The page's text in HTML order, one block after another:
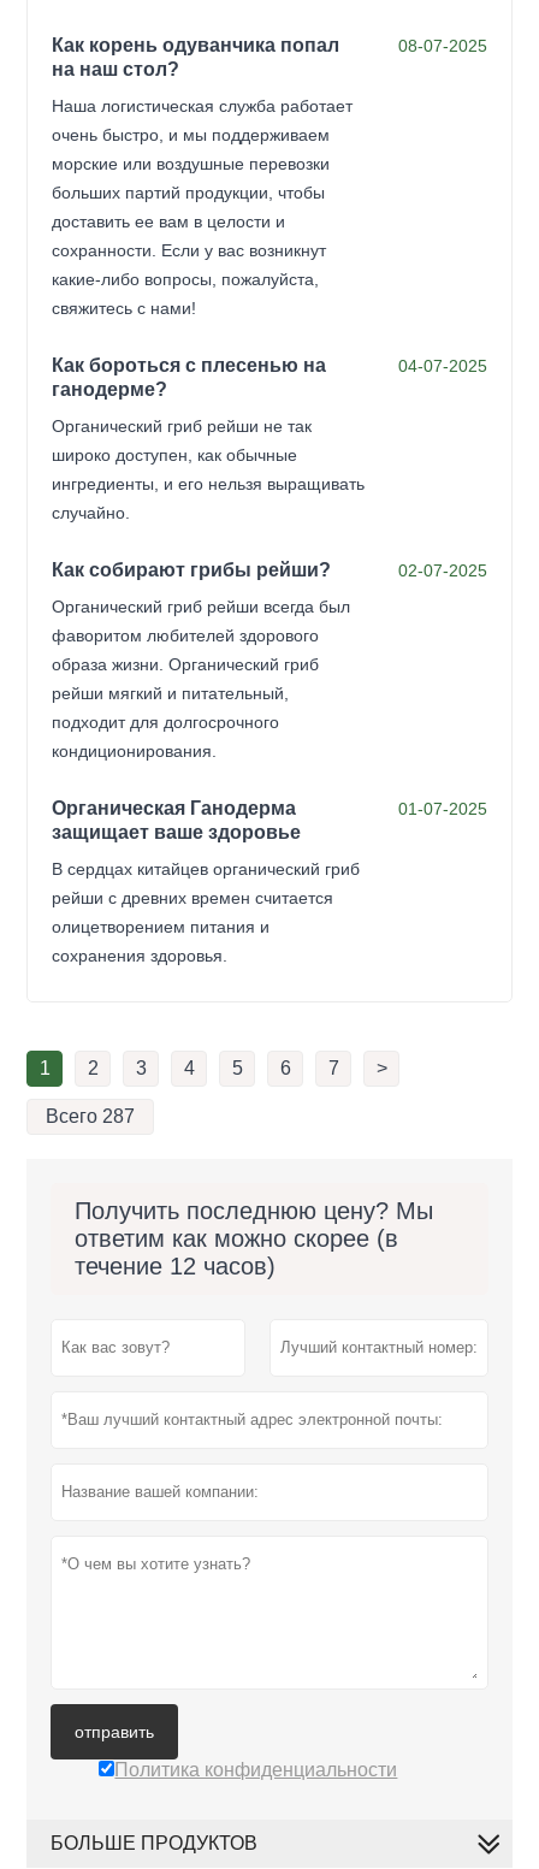
08-07-2025
Как корень одуванчика попал
на наш стол?
Наша логистическая служба работает
очень быстро, и мы поддерживаем
морские или воздушные перевозки
больших партий продукции, чтобы
доставить ее вам в целости и
сохранности. Если у вас возникнут
какие-либо вопросы, пожалуйста,
свяжитесь с нами!
04-07-2025
Как бороться с плесенью на
ганодерме?
Органический гриб рейши не так
широко доступен, как обычные
ингредиенты, и его нельзя выращивать
случайно.
02-07-2025
Как собирают грибы рейши?
Органический гриб рейши всегда был
фаворитом любителей здорового
образа жизни. Органический гриб
рейши мягкий и питательный,
подходит для долгосрочного
кондиционирования.
01-07-2025
Органическая Ганодерма
защищает ваше здоровье
В сердцах китайцев органический гриб
рейши с древних времен считается
олицетворением питания и
сохранения здоровья.
1 2 3 4 5 6 7 >
Всего 287
Получить последнюю цену? Мы
ответим как можно скорее (в
течение 12 часов)
отправить
Политика конфиденциальности
БОЛЬШЕ ПРОДУКТОВ